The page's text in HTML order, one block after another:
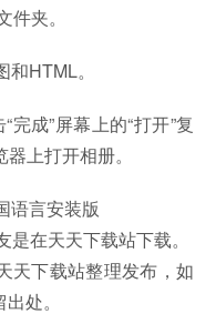
夹。
HTML。
成”屏幕上的“打开”复
上打开相册。
语言安装版
在天天下载站下载。
天下载站整理发布，如
处。